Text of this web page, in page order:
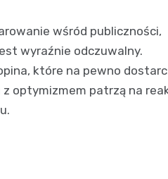
wśród publiczności,
wyraźnie odczuwalny.
które na pewno
optymizmem patrzą na